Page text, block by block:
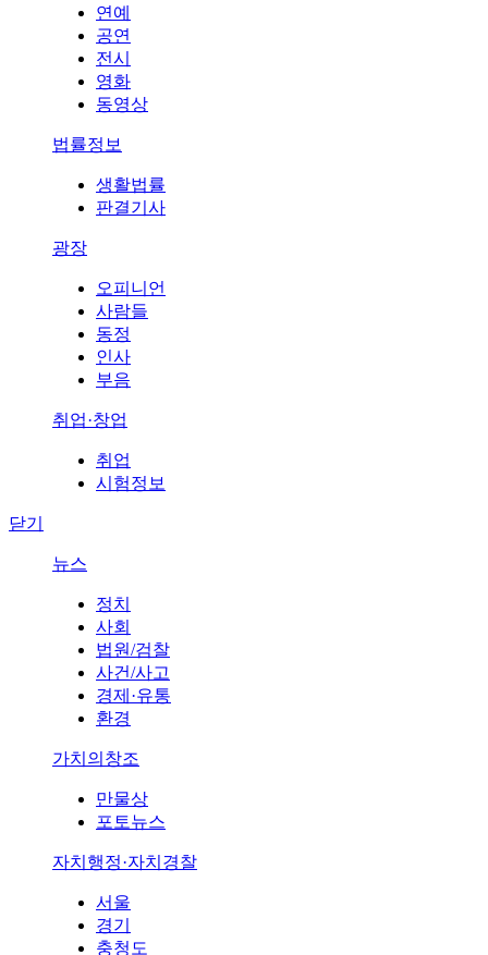
연예
공연
전시
영화
동영상
법률정보
생활법률
판결기사
광장
오피니언
사람들
동정
인사
부음
취업·창업
취업
시험정보
닫기
뉴스
정치
사회
법원/검찰
사건/사고
경제·유통
환경
가치의창조
만물상
포토뉴스
자치행정·자치경찰
서울
경기
충청도